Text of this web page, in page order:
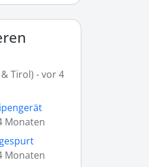
Tirol) - vor 4
Monaten
Monaten